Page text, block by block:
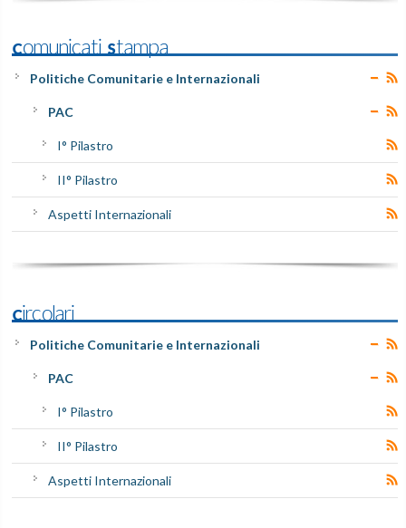
Comunicati Stampa
Politiche Comunitarie e Internazionali
PAC
I° Pilastro
II° Pilastro
Aspetti Internazionali
Circolari
Politiche Comunitarie e Internazionali
PAC
I° Pilastro
II° Pilastro
Aspetti Internazionali